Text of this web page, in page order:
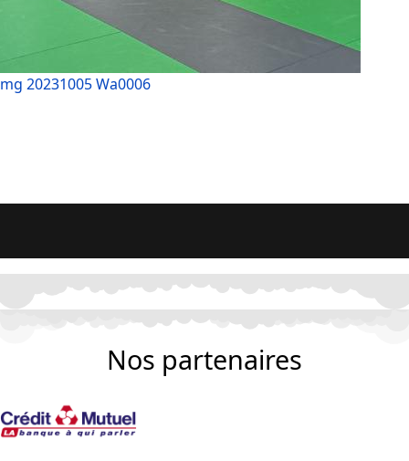
20231005 Wa0006
Nos partenaires